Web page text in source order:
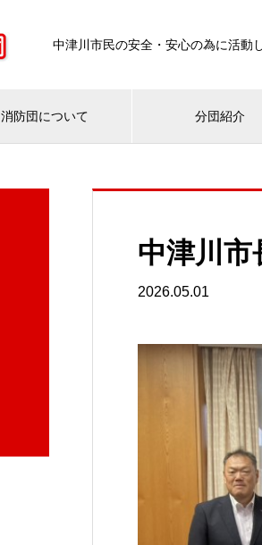
中津川市民の安全・安心の為に活動
消防団について 分団紹介
中津川市
2026.05.01